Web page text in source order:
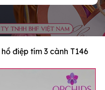
điệp tím 3 cành T146